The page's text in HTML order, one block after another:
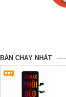
BÁN CHẠY NHẤT